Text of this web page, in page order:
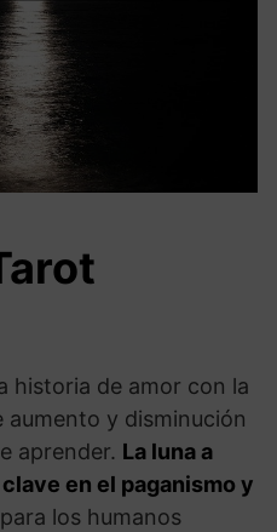
historia de amor con la
aumento y disminución
aprender. La luna a
en el paganismo y
los humanos